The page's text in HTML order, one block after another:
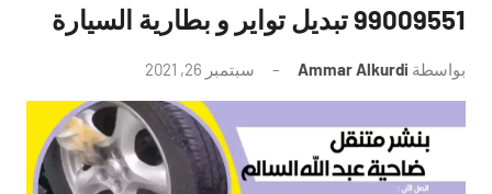
99009551‬ تبديل تواير و بطارية السيارة
بواسطة Ammar Alkurdi سبتمبر 26, 2021
توجد
تعليقات